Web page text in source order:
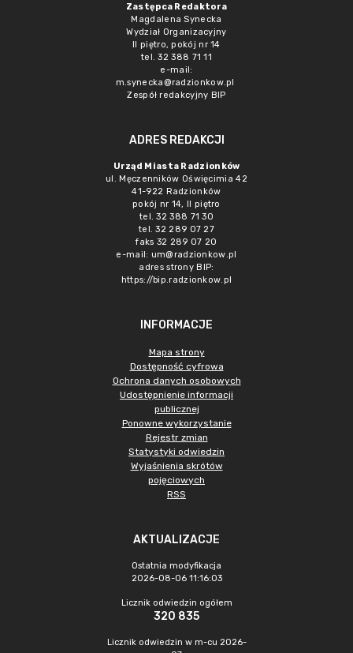
Zastępca Redaktora
Magdalena Synecka
Wydział Organizacyjny
II piętro, pokój nr 14
tel. 32 388 71 11
e-mail:
m.synecka@radzionkow.pl
Zespół redakcyjny BIP
ADRES REDAKCJI
Urząd Miasta Radzionków
ul. Męczenników Oświęcimia 42
41-922 Radzionków
pokój nr 14, II piętro
tel. 32 388 71 30
tel. 32 289 07 27
faks 32 289 07 20
e-mail: um@radzionkow.pl
adres strony BIP:
https://bip.radzionkow.pl
INFORMACJE
Mapa strony
Dostępność cyfrowa
Ochrona danych osobowych
Udostępnienie informacji
publicznej
Ponowne wykorzystanie
Rejestr zmian
Statystyki odwiedzin
Wyjaśnienia skrótów
pojęciowych
RSS
AKTUALIZACJE
Ostatnia modyfikacja
2026-08-06 11:16:03
Licznik odwiedzin ogółem
320 835
Licznik odwiedzin w m-cu 2026-